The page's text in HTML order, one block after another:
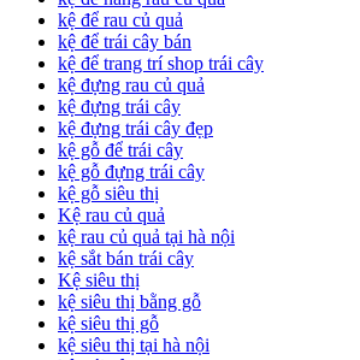
kệ để rau củ quả
kệ để trái cây bán
kệ để trang trí shop trái cây
kệ đựng rau củ quả
kệ đựng trái cây
kệ đựng trái cây đẹp
kệ gỗ để trái cây
kệ gỗ đựng trái cây
kệ gỗ siêu thị
Kệ rau củ quả
kệ rau củ quả tại hà nội
kệ sắt bán trái cây
Kệ siêu thị
kệ siêu thị bằng gỗ
kệ siêu thị gỗ
kệ siêu thị tại hà nội